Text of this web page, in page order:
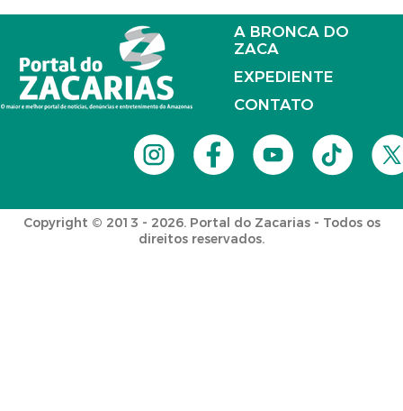
A BRONCA DO
ZACA
EXPEDIENTE
CONTATO
Copyright © 2013 - 2026. Portal do Zacarias - Todos os
direitos reservados.